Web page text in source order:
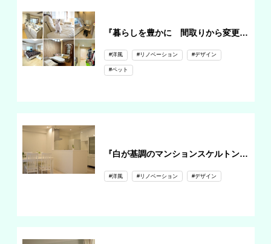
『暮らしを豊かに 間取りから変更のトータルリフォーム』
#洋風 #リノベーション #デザイン
#ペット
『白が基調のマンションスケルトンリフォーム』
#洋風 #リノベーション #デザイン